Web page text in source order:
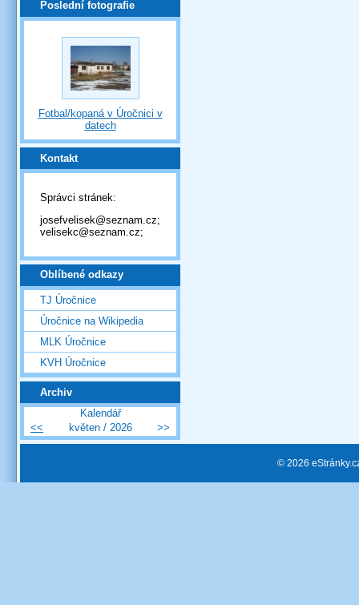
Poslední fotografie
Fotbal/kopaná v Úročnici v
datech
Kontakt
Správci stránek:
josefvelisek@seznam.cz;
velisekc@seznam.cz;
Oblíbené odkazy
TJ Úročnice
Úročnice na Wikipedia
MLK Úročnice
KVH Úročnice
Archiv
Kalendář
<<
květen / 2026 >>
© 2026